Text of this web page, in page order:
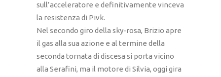
sull’acceleratore e definitivamente vinceva
la resistenza di Pivk.
Nel secondo giro della sky-rosa, Brizio apre
il gas alla sua azione e al termine della
seconda tornata di discesa si porta vicino
alla Serafini, ma il motore di Silvia, oggi gira